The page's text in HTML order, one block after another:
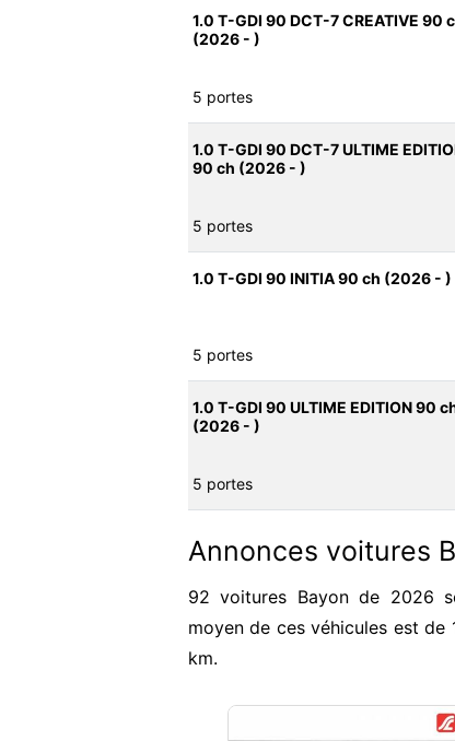
1.0 T-GDI 90 DCT-7 CREATIVE 90
(2026 - )
5 portes
1.0 T-GDI 90 DCT-7 ULTIME
90 ch (2026 - )
5 portes
1.0 T-GDI 90 INITIA 90 ch (2026 - )
5 portes
1.0 T-GDI 90 ULTIME EDITION 90
(2026 - )
5 portes
Annonces voitures
92 voitures Bayon de 2026
moyen de ces véhicules est
km.